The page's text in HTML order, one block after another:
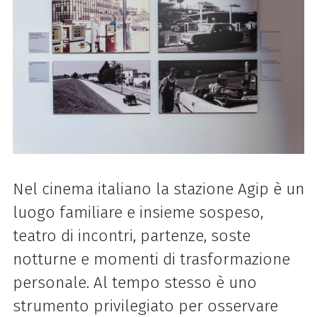
Nel cinema italiano la stazione Agip è un
luogo familiare e insieme sospeso,
teatro di incontri, partenze, soste
notturne e momenti di trasformazione
personale. Al tempo stesso è uno
strumento privilegiato per osservare